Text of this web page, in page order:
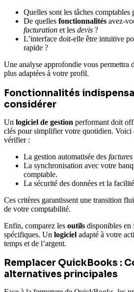
Quelles sont les tâches comptables
De quelles fonctionnalités avez-
facturation et les devis ?
L’interface doit-elle être intuitive
rapide ?
Une analyse approfondie vous permettra
plus adaptées à votre profil.
Fonctionnalités
considérer
Un logiciel de gestion performant doit
clés pour simplifier votre quotidien. Voici
vérifier :
La gestion automatisée des factures
La synchronisation avec votre
comptable.
La sécurité des données et la
Ces critères garantissent une transition
de votre comptabilité.
Enfin, comparez les outils disponibles en
spécifiques. Un logiciel adapté à votre
temps et de l’argent.
Remplacer QuickBooks :
alternatives principales